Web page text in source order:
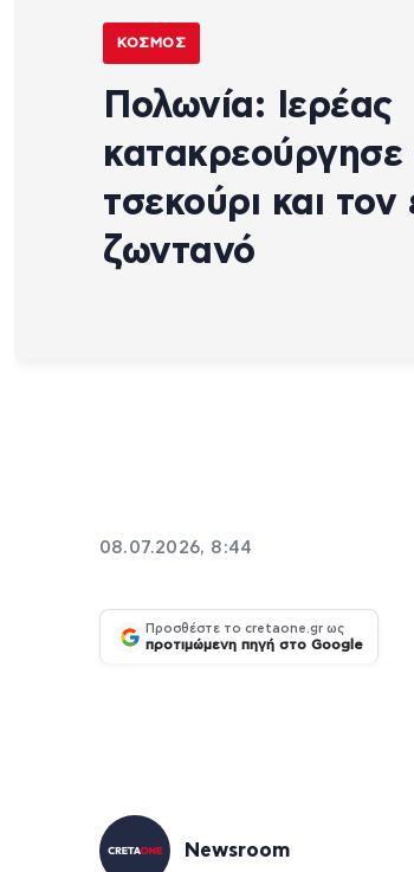
ΚΌΣΜΟΣ
Πολωνία: Ιερέας
κατακρεούργησε
τσεκούρι και
ζωντανό
08.07.2026, 8:44
Προσθέστε το cretaone.gr ως
προτιμώμενη πηγή στο Google
Newsroom